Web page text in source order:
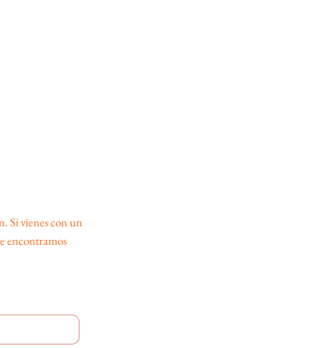
Si vienes con un
encontramos